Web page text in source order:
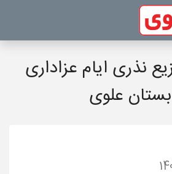
نذری ایام عزاداری
علوی